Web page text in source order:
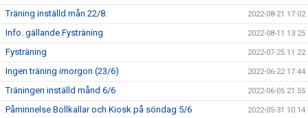
Träning inställd mån 22/8. 2022-08-21 17:02
Info. gällande Fysträning 2022-08-11 13:25
Fysträning 2022-07-25 11:22
Ingen träning imorgon (23/6) 2022-06-22 17:44
Träningen inställd månd 6/6 2022-06-05 21:55
Påminnelse Bollkallar och Kiosk på söndag 5/6 2022-05-31 10:14